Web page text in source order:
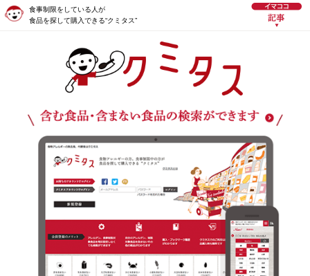
食事制限をしている人が
食品を探して購入できる“クミタス”